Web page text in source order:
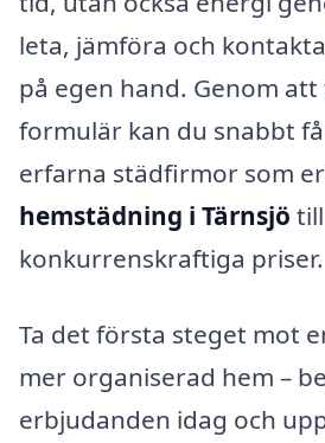
leta, jämföra och
på egen hand. Genom att
formulär kan du snabbt
erfarna städfirmor som
hemstädning i Tärnsjö till
konkurrenskraftiga priser.
Ta det första steget mot
mer organiserad hem –
erbjudanden idag och